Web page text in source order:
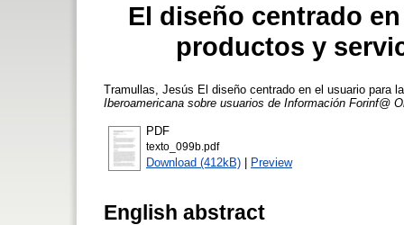
El diseño centrado
productos y
Tramullas, Jesús El diseño centrado en el usuario para
Iberoamericana sobre usuarios de Información Forinf@
PDF
texto_099b.pdf
Download (412kB) | Preview
English abstract